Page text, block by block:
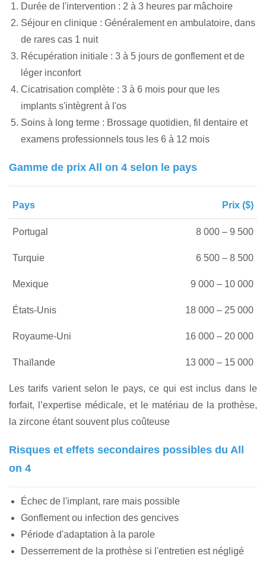
Durée de l'intervention : 2 à 3 heures par mâchoire
Séjour en clinique : Généralement en ambulatoire, dans
de rares cas 1 nuit
Récupération initiale : 3 à 5 jours de gonflement et de
léger inconfort
Cicatrisation complète : 3 à 6 mois pour que les
implants s'intègrent à l'os
Soins à long terme : Brossage quotidien, fil dentaire et
examens professionnels tous les 6 à 12 mois
Gamme de prix All on 4 selon le pays
Pays Prix ($)
Portugal 8 000 – 9 500
Turquie 6 500 – 8 500
Mexique 9 000 – 10 000
États-Unis 18 000 – 25 000
Royaume-Uni 16 000 – 20 000
Thaïlande 13 000 – 15 000
Les tarifs varient selon le pays, ce qui est inclus dans le
forfait, l’expertise médicale, et le matériau de la prothèse,
la zircone étant souvent plus coûteuse
Risques et effets secondaires possibles du All
on 4
Échec de l'implant, rare mais possible
Gonflement ou infection des gencives
Période d'adaptation à la parole
Desserrement de la prothèse si l'entretien est négligé